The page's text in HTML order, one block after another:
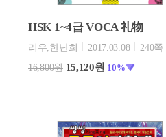
HSK 1~4급 VOCA 礼物
리우,한난희 2017.03.08
240쪽
16,800원 15,120원 10%